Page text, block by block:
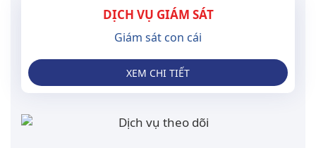
DỊCH VỤ GIÁM SÁT
Giám sát con cái
XEM CHI TIẾT